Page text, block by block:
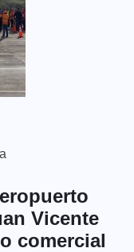
Vicente
comercial